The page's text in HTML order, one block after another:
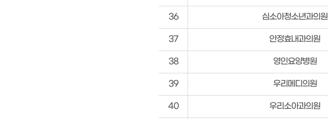
36 심소아청소년과의원
37 안정효내과의원
38 영인요양병원
39 우리메디의원
40 우리소아과의원